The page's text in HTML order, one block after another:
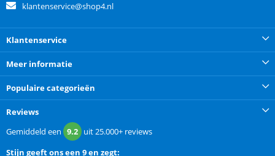
klantenservice@shop4.nl
Klantenservice
Meer informatie
Populaire categorieën
Reviews
Gemiddeld een 9.2 uit25.000+ reviews
Stijn geeft ons een 9 en zegt: